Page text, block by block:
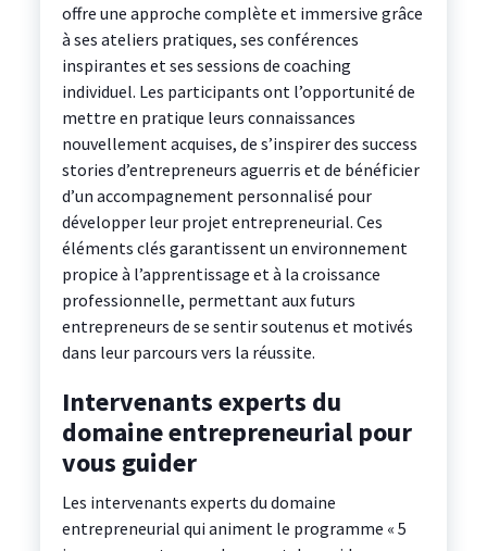
offre une approche complète et immersive grâce
à ses ateliers pratiques, ses conférences
inspirantes et ses sessions de coaching
individuel. Les participants ont l’opportunité de
mettre en pratique leurs connaissances
nouvellement acquises, de s’inspirer des success
stories d’entrepreneurs aguerris et de bénéficier
d’un accompagnement personnalisé pour
développer leur projet entrepreneurial. Ces
éléments clés garantissent un environnement
propice à l’apprentissage et à la croissance
professionnelle, permettant aux futurs
entrepreneurs de se sentir soutenus et motivés
dans leur parcours vers la réussite.
Intervenants experts du
domaine entrepreneurial pour
vous guider
Les intervenants experts du domaine
entrepreneurial qui animent le programme « 5